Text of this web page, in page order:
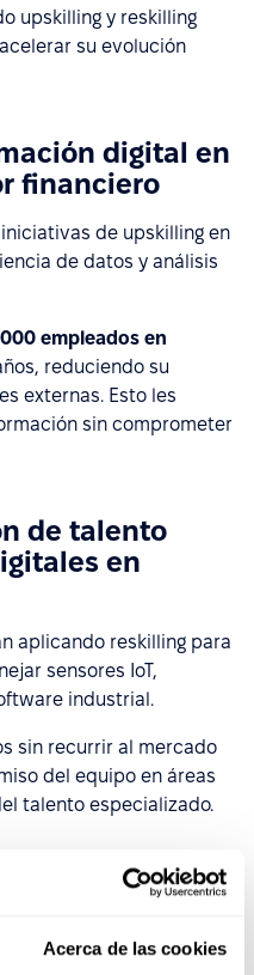
Acerca de las cookies
upskilling y reskilling
su evolución
digital en
financiero
de upskilling en
de datos y análisis
empleados en
reduciendo su
externas. Esto les
sin comprometer
de talento
en
aplicando reskilling para
sensores IoT,
industrial.
sin recurrir al mercado
del equipo en áreas
talento especializado.